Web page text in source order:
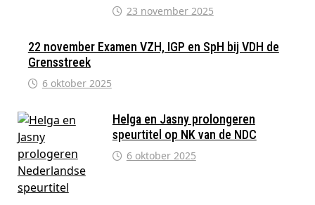
23 november 2025
22 november Examen VZH, IGP en SpH bij VDH de
Grensstreek
6 oktober 2025
Helga en Jasny prolongeren
speurtitel op NK van de NDC
6 oktober 2025